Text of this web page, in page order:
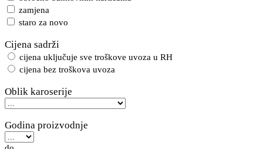
zamjena
staro za novo
Cijena sadrži
cijena uključuje sve troškove uvoza u RH
cijena bez troškova uvoza
Oblik karoserije
Godina proizvodnje